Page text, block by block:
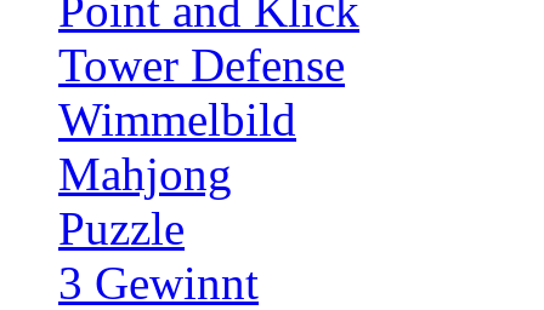
Tower Defense
Wimmelbild
Mahjong
Puzzle
3 Gewinnt